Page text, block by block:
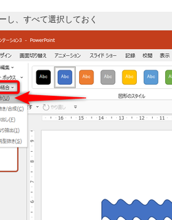
し、すべて選択しておく